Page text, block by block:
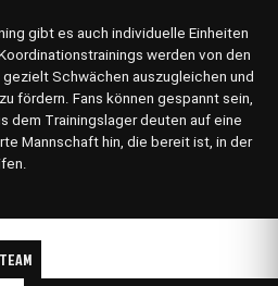
gibt es auch individuelle Einheiten
werden von den
Schwächen auszugleichen und
fördern. Fans können gespannt sein,
dem Trainingslager deuten auf eine
Mannschaft hin, die bereit ist, in der